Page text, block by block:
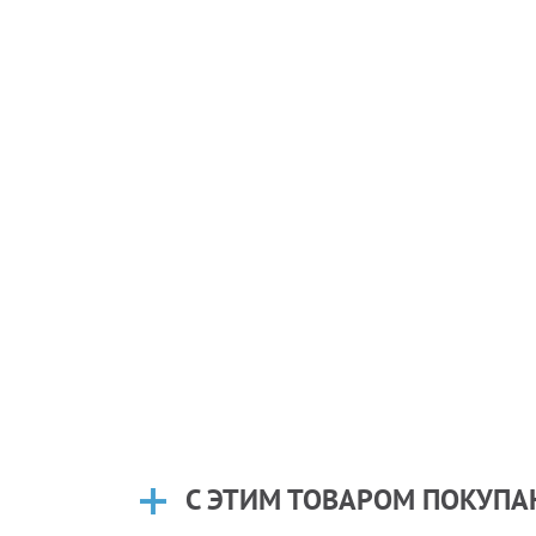
С ЭТИМ ТОВАРОМ